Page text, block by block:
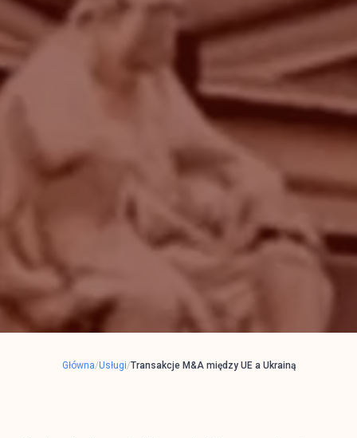
Główna/Usługi/Transakcje M&A między UE a Ukrainą